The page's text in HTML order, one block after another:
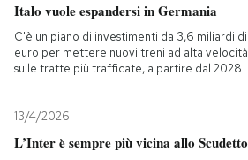
Italo vuole espandersi in Germania
C'è un piano di investimenti da 3,6 miliardi di
euro per mettere nuovi treni ad alta velocità
sulle tratte più trafficate, a partire dal 2028
13/4/2026
L’Inter è sempre più vicina allo Scudetto